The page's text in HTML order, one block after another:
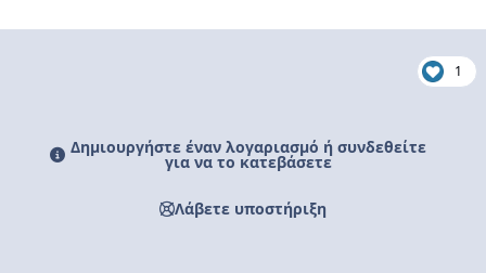
1
Δημιουργήστε έναν λογαριασμό ή συνδεθείτε
για να το κατεβάσετε
Λάβετε υποστήριξη